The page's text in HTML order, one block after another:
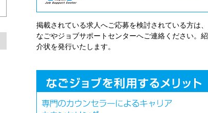
掲載されている求人へご応募を検討されている方は、
なごやジョブサポートセンターへご連絡ください。紹
介状を発行いたします。